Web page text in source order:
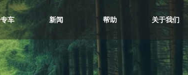
车 新闻 帮助 关于我们